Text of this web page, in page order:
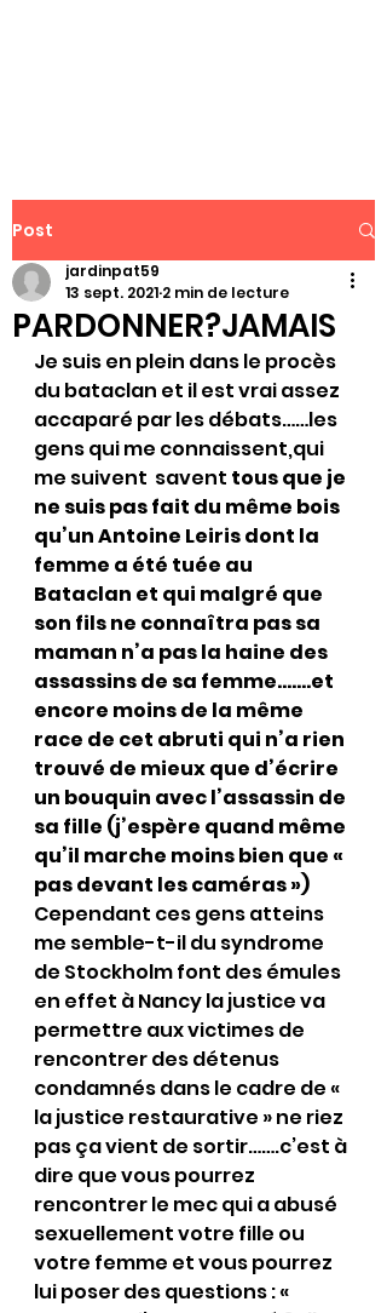
Post
PARDONNER?JAMAIS
jardinpat59
13 sept. 2021 2 min de lecture
Je suis en plein dans le procès
du bataclan et il est vrai assez
accaparé par les débats……les
gens qui me connaissent,qui
me suivent  savent tous que je
ne suis pas fait du même bois
qu’un Antoine Leiris dont la
femme a été tuée au
Bataclan et qui malgré que
son fils ne connaîtra pas sa
maman n’a pas la haine des
assassins de sa femme…….et
encore moins de la même
race de cet abruti qui n’a rien
trouvé de mieux que d’écrire
un bouquin avec l’assassin de
sa fille (j’espère quand même
qu’il marche moins bien que «
pas devant les caméras »)
Cependant ces gens atteins
me semble-t-il du syndrome
de Stockholm font des émules
en effet à Nancy la justice va
permettre aux victimes de
rencontrer des détenus
condamnés dans le cadre de «
la justice restaurative » ne riez
pas ça vient de sortir…….c’est à
dire que vous pourrez
rencontrer le mec qui a abusé
sexuellement votre fille ou
votre femme et vous pourrez
lui poser des questions : «